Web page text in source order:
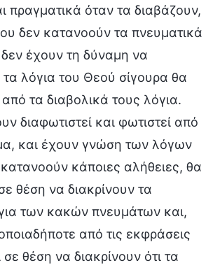
πραγματικά όταν τα διαβάζουν,
δεν κατανοούν τα πνευματικά
έχουν τη δύναμη να
λόγια του Θεού σίγουρα θα
τα διαβολικά τους λόγια.
διαφωτιστεί και φωτιστεί από
και έχουν γνώση των λόγων
κάποιες αλήθειες, θα
θέση να διακρίνουν τα
των κακών πνευμάτων και,
από τις εκφράσεις
σε θέση να διακρίνουν ότι τα